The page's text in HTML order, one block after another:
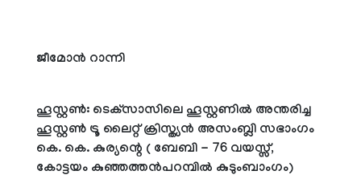
ജീമോന്‍ റാന്നി
ഹൂസ്റ്റണ്‍: ടെക്‌സാസിലെ ഹൂസ്റ്റണില്‍ അന്തരിച്ച
ഹൂസ്റ്റണ്‍ ട്രൂ ലൈറ്റ് ക്രിസ്ത്യന്‍ അസംബ്ലി സഭാംഗം
കെ. കെ. കുര്യന്റെ ( ബേബി - 76 വയസ്സ്,
കോട്ടയം കുഞ്ഞത്തന്‍പറമ്പില്‍ കുടുംബാംഗം)